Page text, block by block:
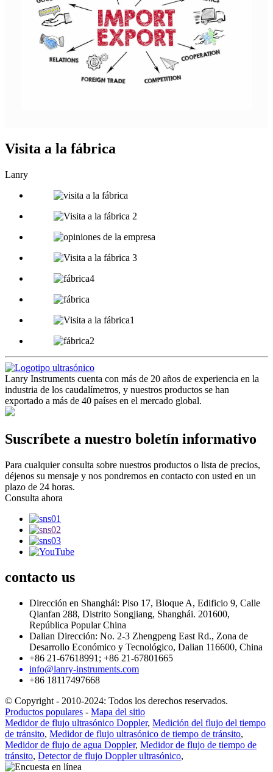
Visita a la fábrica
Lanry
Lanry Instruments cuenta con más de 20 años de experiencia en la
industria de los caudalímetros, y nuestros productos se han
exportado a más de 40 países en el mercado global.
Suscríbete a nuestro boletín informativo
Para cualquier consulta sobre nuestros productos o lista de precios,
déjenos su mensaje y nos pondremos en contacto con usted en un
plazo de 24 horas.
Consulta ahora
contacto us
Dirección en Shanghái: Piso 17, Bloque A, Edificio 9, Calle
Qianfan 288, Distrito Songjiang, Shanghái. 201600,
República Popular China
Dalian Dirección: No. 2-3 Zhengpeng East Rd., Zona de
Desarrollo Económico y Tecnológico, Dalian 116600, China
+86 21-67618991; +86 21-67801665
info@lanry-instruments.com
+86 18117497668
© Copyright - 2010-2024: Todos los derechos reservados.
Productos populares - Mapa del sitio
Medidor de flujo ultrasónico Doppler, Medición del flujo del tiempo
de tránsito, Medidor de flujo ultrasónico de tiempo de tránsito,
Medidor de flujo de agua Doppler, Medidor de flujo de tiempo de
tránsito, Detector de flujo Doppler ultrasónico,